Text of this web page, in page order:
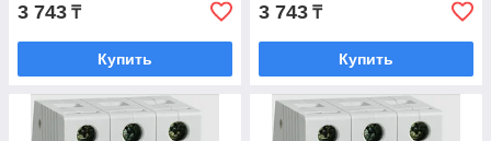
3 743 ₸
Купить
3 743 ₸
Купить